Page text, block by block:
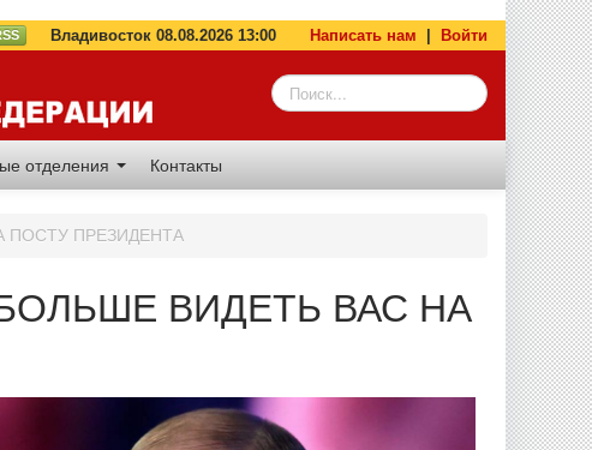
Владивосток 08.08.2026 13:00 Написать нам Войти
отделения Контакты
ПРЕЗИДЕНТА
ВИДЕТЬ ВАС НА